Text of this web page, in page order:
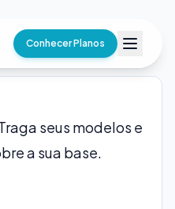
Conhecer Planos
seus modelos e
a sua base.